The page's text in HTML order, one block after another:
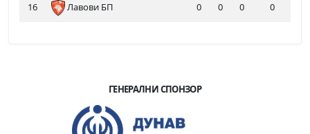
16 Лавови БП 0 0 0 0
ГЕНЕРАЛНИ СПОНЗОР